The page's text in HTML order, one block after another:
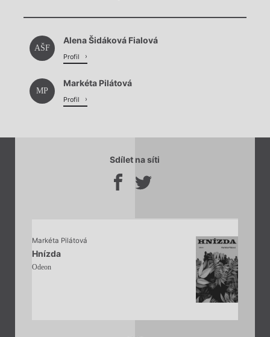
Chviličku.
Načítá se.
AŠF
Alena Šidáková Fialová
Profil
MP
Markéta Pilátová
Profil
Sdílet na síti
Markéta Pilátová
Hnízda
Odeon